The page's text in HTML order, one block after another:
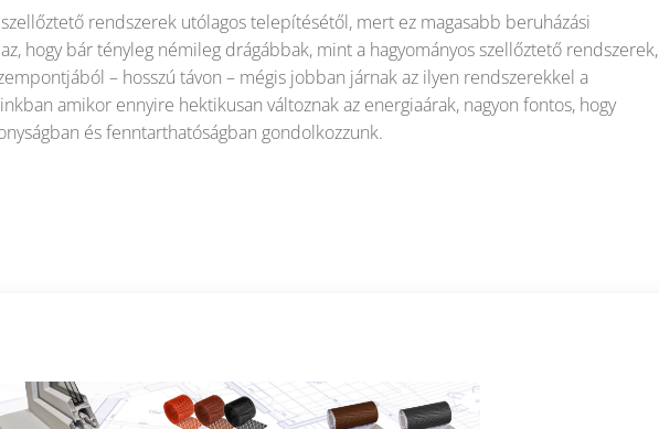
rendszerek utólagos telepítésétől, mert ez magasabb beruházási
hogy bár tényleg némileg drágábbak, mint a hagyományos szellőztető rendszerek,
– hosszú távon – mégis jobban járnak az ilyen rendszerekkel a
amikor ennyire hektikusan változnak az energiaárak, nagyon fontos, hogy
és fenntarthatóságban gondolkozzunk.